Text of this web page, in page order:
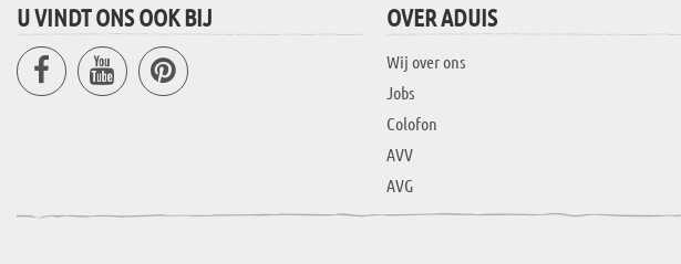
U VINDT ONS OOK BIJ OVER ADUIS
Wij over ons
Jobs
Colofon
AVV
AVG